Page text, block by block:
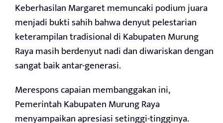
Keberhasilan Margaret memuncaki podium juara
menjadi bukti sahih bahwa denyut pelestarian
keterampilan tradisional di Kabupaten Murung
Raya masih berdenyut nadi dan diwariskan dengan
sangat baik antar-generasi.
Merespons capaian membanggakan ini,
Pemerintah Kabupaten Murung Raya
menyampaikan apresiasi setinggi-tingginya.